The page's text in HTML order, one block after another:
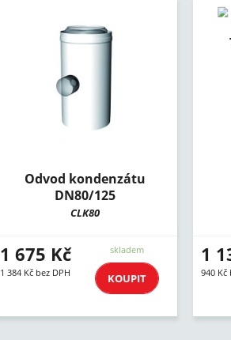
Odvod kondenzátu
DN80/125
CLK80
1 675 Kč
1 384 Kč bez DPH
skladem
KOUPIT
1
940 Kč